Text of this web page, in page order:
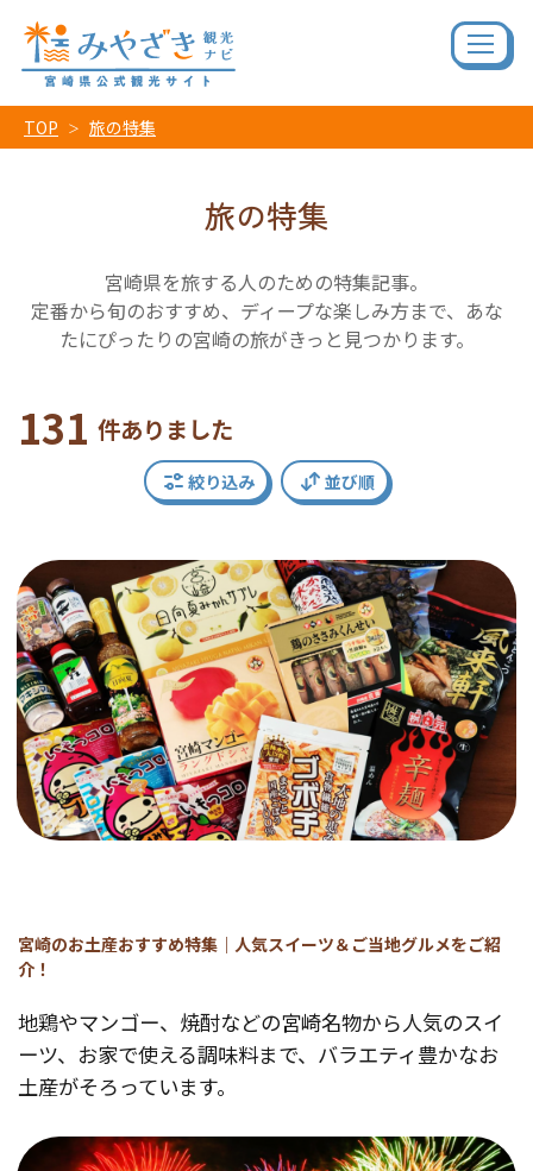
TOP 旅の特集
旅の特集
宮崎県を旅する人のための特集記事。
定番から旬のおすすめ、ディープな楽しみ方まで、あな
たにぴったりの宮崎の旅がきっと見つかります。
131 件ありました
絞り込み 並び順
宮崎のお土産おすすめ特集｜人気スイーツ＆ご当地グルメをご紹
介！
地鶏やマンゴー、焼酎などの宮崎名物から人気のスイ
ーツ、お家で使える調味料まで、バラエティ豊かなお
土産がそろっています。